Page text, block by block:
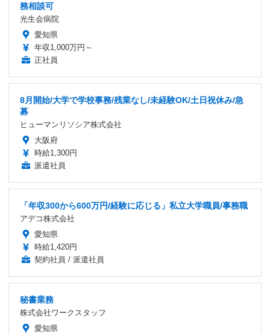
務相談可
光生会病院
愛知県
年収1,000万円～
正社員
8月開始/大学で学校事務/残業なし/未経験OK/土日祝休み/急
募
ヒューマンリソシア株式会社
大阪府
時給1,300円
派遣社員
「年収300から600万円/経験に応じる」私立大学職員/事務職
アデコ株式会社
愛知県
時給1,420円
契約社員 / 派遣社員
秘書業務
株式会社ワークスタッフ
愛知県